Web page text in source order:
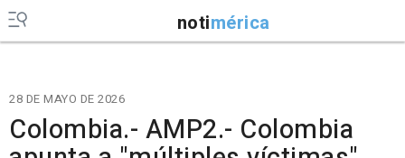
notimérica
28 DE MAYO DE 2026
Colombia.- AMP2.- Colombia